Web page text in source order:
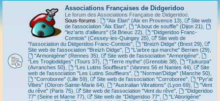
Associations Françaises de Didgeridoo
Le forum des Associations Française de Didgeridoo.
Sous-forums :
"Aix Elan" (Aix en Provence 13)
Site web
de l'association "Aix Elan"
"A bout de souffle" (Dijon 21)
"lez'arts d'ailleurs" (St Brieuc 22)
"Didgeridoo Franc-
Comtois" (Cessey-les-Quingey 25)
Site web de
"l'association du Didgeridoo Franc-Comtois"
"Breizh Didge" (Brest 29)
Site web de l'association "Breizh Didge"
"L'arbre qui marche" Berrien (29)
"Armonigène" (Rennes 35)
Site web de l'association "Armorigène",
"Les Troglodidges" (Tours 37)
"Terre mythe" (Grenoble 38)
"Tjukurpa"
(Avranches 50)
"Les Lutins Souffleurs" (Vannes 56 et Nantes 44)
Site
web de l'association "Les Lutins Souffleurs"
"Norman'Didge" (Manche 50)
"Corroboree" (Lille 59)
Site web de l'association "Corroboree",
"Pyr'at
Vibes" (Oloron-Sainte-Marie 64)
"Australian Vibrations" (Lyon 69)
"Vent
du rêve" (Paris 75)
Site web de l'association "Vent du rêve",
"Didgeridoo
77" (Seine et Marne 77)
Site web de "Didgeridoo 77",
"L'Aborigène"